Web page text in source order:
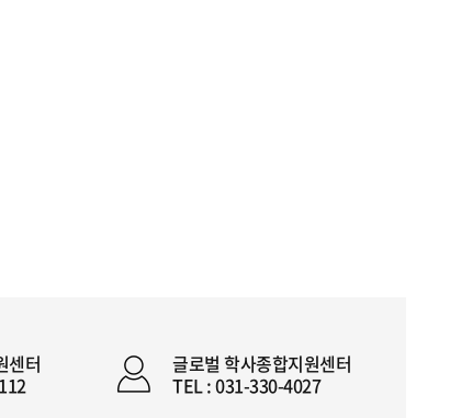
센터
글로벌 학사종합지원센터
TEL : 031-330-4027